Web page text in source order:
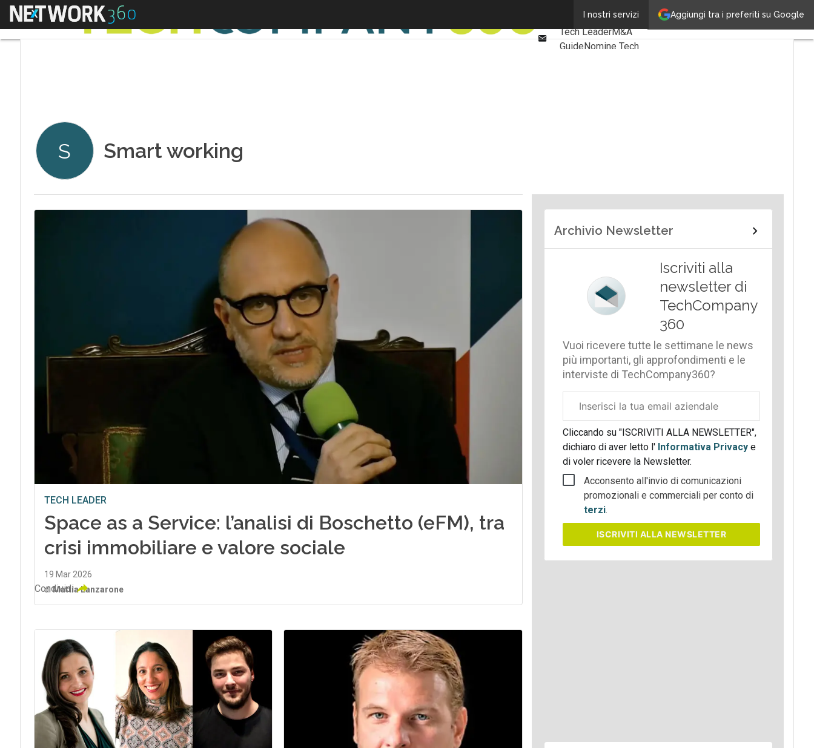
Aggiungi tra i preferiti su Google
I nostri servizi
Menu
Email
Ultimi articoli
Tech LeaderM&A
GuideNomine Tech
S Smart working
TECH LEADER
Space as a Service: l’analisi di Boschetto (eFM), tra
crisi immobiliare e valore sociale
19 Mar 2026
diMattia Lanzarone
Condividi
Archivio Newsletter
Iscriviti alla
newsletter di
TechCompany
360
Vuoi ricevere tutte le settimane le news
più importanti, gli approfondimenti e le
interviste di TechCompany360?
aziendale
Cliccando su "ISCRIVITI ALLA NEWSLETTER",
dichiaro di aver letto l'Informativa Privacy e
di voler ricevere la Newsletter.
Acconsento all'invio di comunicazioni
promozionali e commerciali per conto di
terzi.
ISCRIVITI ALLA NEWSLETTER